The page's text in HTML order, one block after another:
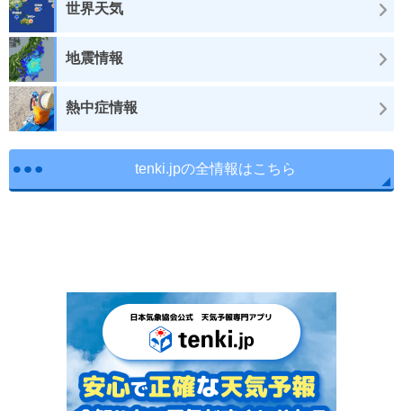
世界天気
地震情報
熱中症情報
tenki.jpの全情報はこちら